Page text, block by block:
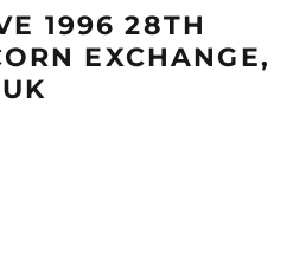
1996 28TH
EXCHANGE,